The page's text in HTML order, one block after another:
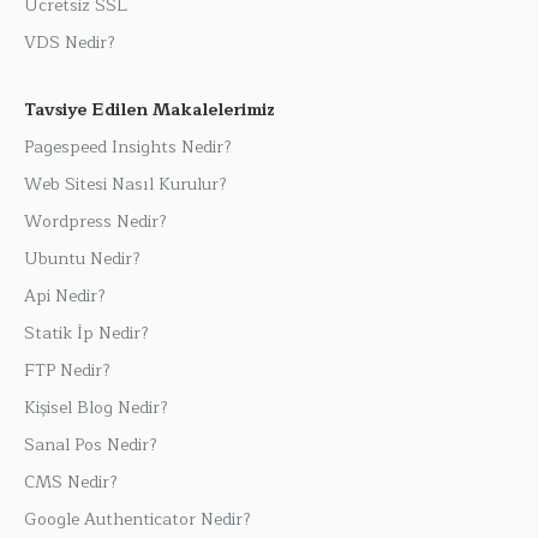
Ücretsiz SSL
VDS Nedir?
Tavsiye Edilen Makalelerimiz
Pagespeed Insights Nedir?
Web Sitesi Nasıl Kurulur?
Wordpress Nedir?
Ubuntu Nedir?
Api Nedir?
Statik İp Nedir?
FTP Nedir?
Kişisel Blog Nedir?
Sanal Pos Nedir?
CMS Nedir?
Google Authenticator Nedir?